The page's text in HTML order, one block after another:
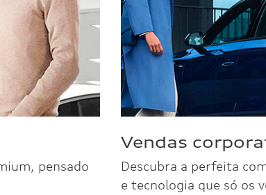
Clique e confira mais detalhes.
Q3